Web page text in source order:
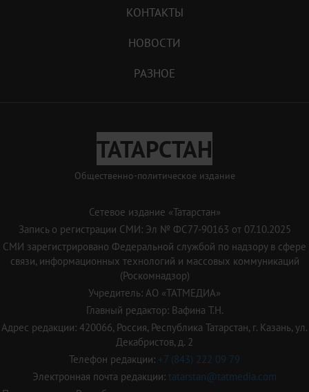
КОНТАКТЫ
НОВОСТИ
РАЗНОЕ
ТАТАРСТАН
Общественно-политическое издание
Сетевое издание «Татарстан»
Запись о регистрации СМИ: Эл № ФС77-90163 от 07.10.2025
СМИ зарегистрировано Федеральной службой по надзору в сфере
связи, информационных технологий и массовых коммуникаций
(Роскомнадзор)
Учредитель: АО «ТАТМЕДИА»
Главный редактор: Вафина Т.Н.
Адрес редакции: 420066, Россия, Республика Татарстан, г. Казань, ул.
Декабристов, д. 2
Телефон редакции: +7 (843) 222 09 79
Электронная почта редакции: tatarstan@tatmedia.com